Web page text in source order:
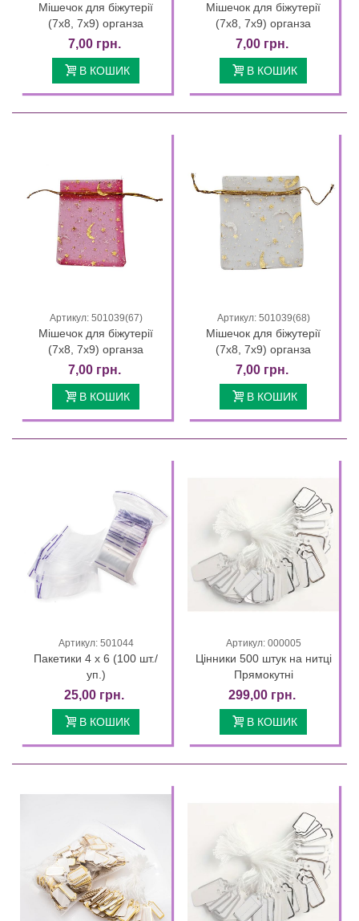
Мішечок для біжутерії
(7х8, 7х9) органза
7,00 грн.
В КОШИК
Мішечок для біжутерії
(7х8, 7х9) органза
7,00 грн.
В КОШИК
Артикул: 501039(67)
Мішечок для біжутерії
(7х8, 7х9) органза
7,00 грн.
В КОШИК
Артикул: 501039(68)
Мішечок для біжутерії
(7х8, 7х9) органза
7,00 грн.
В КОШИК
Артикул: 501044
Пакетики 4 х 6 (100 шт./
уп.)
25,00 грн.
В КОШИК
Артикул: 000005
Цінники 500 штук на нитці
Прямокутні
299,00 грн.
В КОШИК